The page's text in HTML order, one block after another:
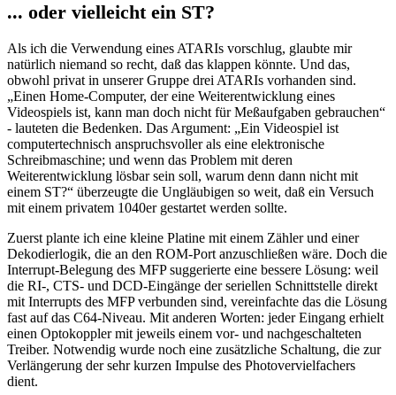
... oder vielleicht ein ST?
Als ich die Verwendung eines ATARIs vorschlug, glaubte mir
natürlich niemand so recht, daß das klappen könnte. Und das,
obwohl privat in unserer Gruppe drei ATARIs vorhanden sind.
„Einen Home-Computer, der eine Weiterentwicklung eines
Videospiels ist, kann man doch nicht für Meßaufgaben gebrauchen“
- lauteten die Bedenken. Das Argument: „Ein Videospiel ist
computertechnisch anspruchsvoller als eine elektronische
Schreibmaschine; und wenn das Problem mit deren
Weiterentwicklung lösbar sein soll, warum denn dann nicht mit
einem ST?“ überzeugte die Ungläubigen so weit, daß ein Versuch
mit einem privatem 1040er gestartet werden sollte.
Zuerst plante ich eine kleine Platine mit einem Zähler und einer
Dekodierlogik, die an den ROM-Port anzuschließen wäre. Doch die
Interrupt-Belegung des MFP suggerierte eine bessere Lösung: weil
die RI-, CTS- und DCD-Eingänge der seriellen Schnittstelle direkt
mit Interrupts des MFP verbunden sind, vereinfachte das die Lösung
fast auf das C64-Niveau. Mit anderen Worten: jeder Eingang erhielt
einen Optokoppler mit jeweils einem vor- und nachgeschalteten
Treiber. Notwendig wurde noch eine zusätzliche Schaltung, die zur
Verlängerung der sehr kurzen Impulse des Photovervielfachers
dient.